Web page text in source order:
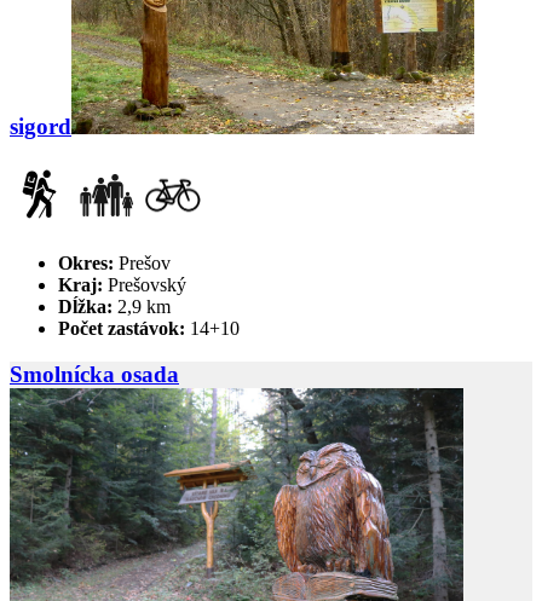
sigord
Okres: Prešov
Kraj: Prešovský
Dĺžka: 2,9 km
Počet zastávok: 14+10
Smolnícka osada